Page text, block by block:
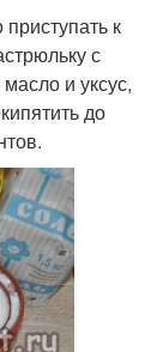
к
с
и уксус,
до